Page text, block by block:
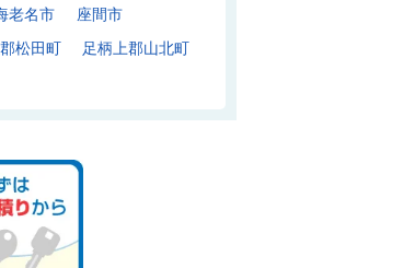
老名市
座間市
松田町
足柄上郡山北町